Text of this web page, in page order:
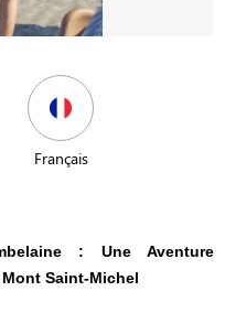
Français
: Une Aventure
Saint-Michel